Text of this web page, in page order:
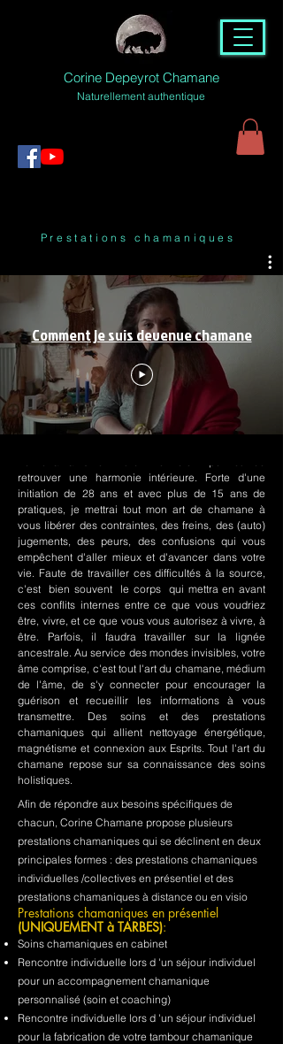
Corine Depeyrot Chamane
Naturellement authentique
Prestations chamaniques
Comment je suis devenue chamane
retrouver une harmonie intérieure. Forte d'une
initiation de 28 ans et avec plus de 15 ans de
pratiques, je mettrai tout mon art de chamane à
vous libérer des contraintes, des freins, des (auto)
jugements, des peurs, des confusions qui vous
empêchent d'aller mieux et d'avancer dans votre
vie. Faute de travailler ces difficultés à la source,
c'est bien souvent le corps qui mettra en avant
ces conflits internes entre ce que vous voudriez
être, vivre, et ce que vous vous autorisez à vivre, à
être. Parfois, il faudra travailler sur la lignée
ancestrale. Au service des mondes invisibles, votre
âme comprise, c'est tout l'art du chamane, médium
de l'âme, de s'y connecter pour encourager la
guérison et recueillir les informations à vous
transmettre. Des soins et des prestations
chamaniques qui allient nettoyage énergétique,
magnétisme et connexion aux Esprits. Tout l'art du
chamane repose sur sa connaissance des soins
holistiques.
Afin de répondre aux besoins spécifiques de
chacun, Corine Chamane propose plusieurs
prestations chamaniques qui se déclinent en deux
principales formes : des prestations chamaniques
individuelles /collectives en présentiel et des
prestations chamaniques à distance ou en visio
Prestations chamaniques en présentiel
(UNIQUEMENT à TARBES):
Soins chamaniques en cabinet
Rencontre individuelle lors d 'un séjour individuel
pour un accompagnement chamanique
personnalisé (soin et coaching)
Rencontre individuelle lors d 'un séjour individuel
pour la fabrication de votre tambour chamanique